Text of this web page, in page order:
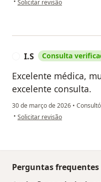
Solicitar revisão
I.S Consulta
Excelente médica,
excelente consulta.
30 de março de 2026 •
• na opinião do utilizador I.S
Solicitar revisão
Perguntas frequentes